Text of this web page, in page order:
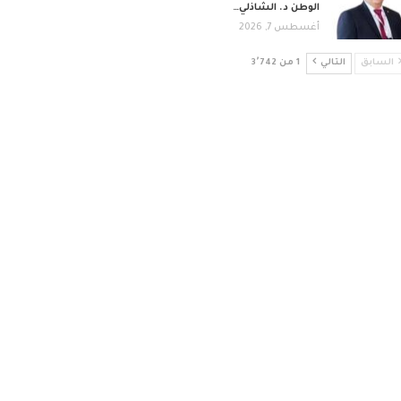
الوطن د. الشاذلي…
أغسطس 7, 2026
السابق التالي 1 من 3٬742